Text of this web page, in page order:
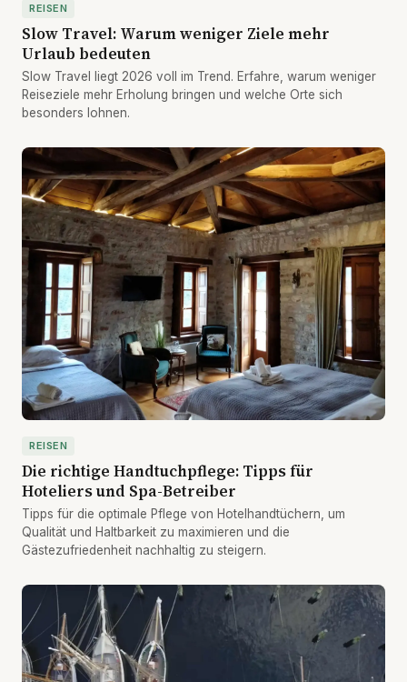
REISEN
Slow Travel: Warum weniger Ziele mehr
Urlaub bedeuten
Slow Travel liegt 2026 voll im Trend. Erfahre, warum weniger
Reiseziele mehr Erholung bringen und welche Orte sich
besonders lohnen.
REISEN
Die richtige Handtuchpflege: Tipps für
Hoteliers und Spa-Betreiber
Tipps für die optimale Pflege von Hotelhandtüchern, um
Qualität und Haltbarkeit zu maximieren und die
Gästezufriedenheit nachhaltig zu steigern.